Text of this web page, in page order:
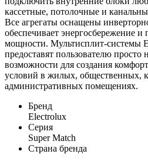
кассетные, потолочные и
Все агрегаты оснащены
обеспечивает энергосбережение
мощности. Мультисплит-системы
предоставят пользователю просто
возможности для создания
условий в жилых, общественных,
административных помещениях.
Бренд
Electrolux
Серия
Super Match
Страна бренда